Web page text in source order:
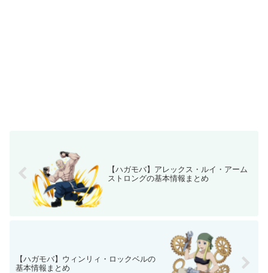
【ハガモバ】アレックス・ルイ・アーム
ストロングの基本情報まとめ
【ハガモバ】ウィンリィ・ロックベルの
基本情報まとめ